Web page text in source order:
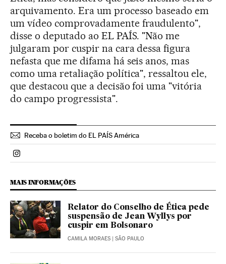
arquivamento. Era um processo baseado em
um vídeo comprovadamente fraudulento",
disse o deputado ao EL PAÍS. "Não me
julgaram por cuspir na cara dessa figura
nefasta que me difama há seis anos, mas
como uma retaliação política", ressaltou ele,
que destacou que a decisão foi uma "vitória
do campo progressista".
Receba o boletim do EL PAÍS América
Politica El País Brasil en Instagram
MAIS INFORMAÇÕES
Relator do Conselho de Ética pede
suspensão de Jean Wyllys por
cuspir em Bolsonaro
CAMILA MORAES | SÃO PAULO